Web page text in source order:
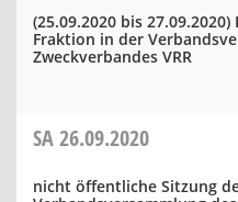
(25.09.2020 bis 27.09.2020)
Fraktion in der
Zweckverbandes VRR
SA26.09.2020
nicht öffentliche Sitzung